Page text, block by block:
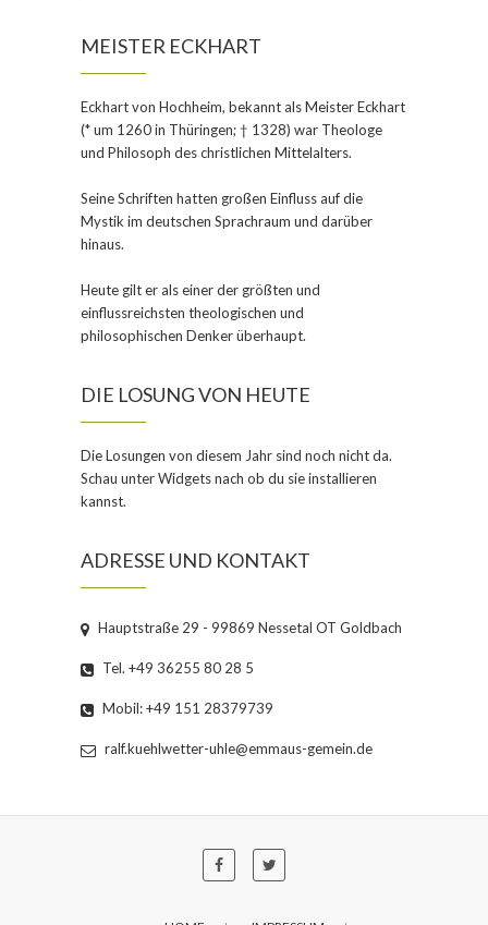
MEISTER ECKHART
Eckhart von Hochheim, bekannt alsMeister Eckhart
(* um 1260 in Thüringen; † 1328) war Theologe
und Philosoph des christlichen Mittelalters.
Seine Schriften hatten großen Einfluss auf die
Mystik im deutschen Sprachraum und darüber
hinaus.
Heute gilt er als einer der größten und
einflussreichsten theologischen und
philosophischen Denker überhaupt.
DIE LOSUNG VON HEUTE
Die Losungen von diesem Jahr sind noch nicht da.
Schau unter Widgets nach ob du sie installieren
kannst.
ADRESSE UND KONTAKT
Hauptstraße 29 - 99869 Nessetal OT Goldbach
Tel. +49 36255 80 28 5
Mobil: +49 151 28379739
ralf.kuehlwetter-uhle@emmaus-gemein.de